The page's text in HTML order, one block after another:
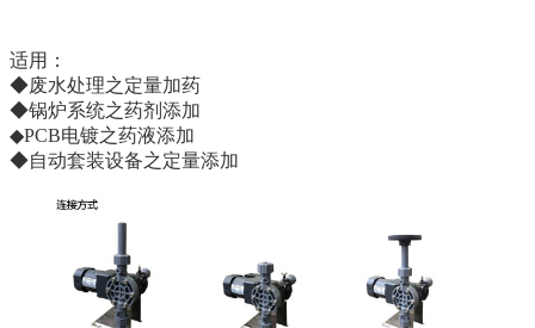
适用：
◆废水处理之定量加药
◆锅炉系统之药剂添加
◆PCB电镀之药液添加
◆自动套装设备之定量添加